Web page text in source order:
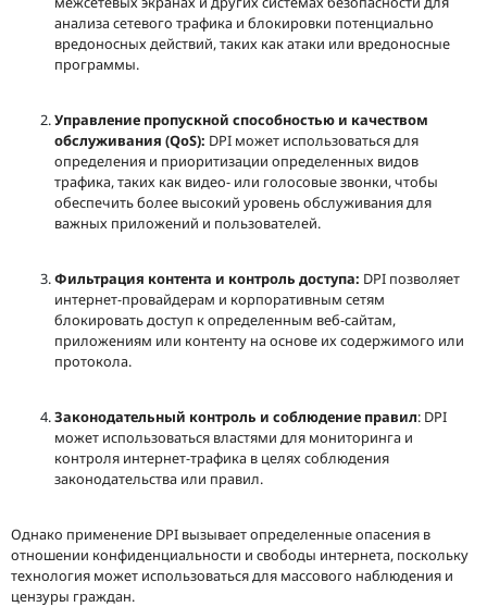
анализа сетевого трафика и блокировки потенциально
вредоносных действий, таких как атаки или вредоносные
программы.
Управление пропускной способностью и качеством
обслуживания (QoS): DPI может использоваться для
определения и приоритизации определенных видов
трафика, таких как видео- или голосовые звонки, чтобы
обеспечить более высокий уровень обслуживания для
важных приложений и пользователей.
Фильтрация контента и контроль доступа: DPI позволяет
интернет-провайдерам и корпоративным сетям
блокировать доступ к определенным веб-сайтам,
приложениям или контенту на основе их содержимого или
протокола.
Законодательный контроль и соблюдение правил: DPI
может использоваться властями для мониторинга и
контроля интернет-трафика в целях соблюдения
законодательства или правил.
Однако применение DPI вызывает определенные опасения в
отношении конфиденциальности и свободы интернета, поскольку
технология может использоваться для массового наблюдения и
цензуры граждан.